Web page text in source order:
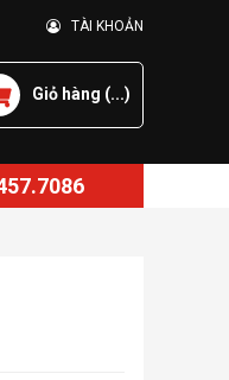
TÀI KHOẢN
Giỏ hàng (...)